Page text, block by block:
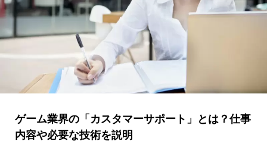
ゲーム業界の「カスタマーサポート」とは？仕事
内容や必要な技術を説明